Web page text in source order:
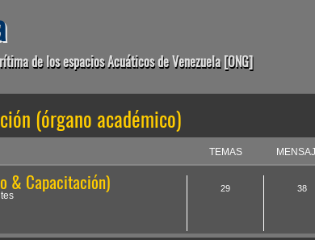
de los espacios Acuáticos de Venezuela [ONG]
(órgano académico)
TEMAS
& Capacitación) 29 38